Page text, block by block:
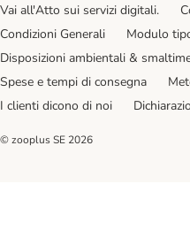
Vai all'Atto sui servizi digitali.
Condizioni Generali
Modulo
Disposizioni ambientali &
Spese e tempi di consegna
I clienti dicono di noi
© zooplus SE 2026